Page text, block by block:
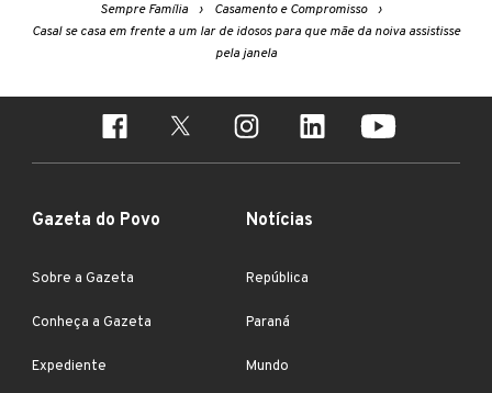
Sempre Família
Casamento e Compromisso
Casal se casa em frente a um lar de idosos para que mãe da noiva assistisse
pela janela
Gazeta do Povo
Sobre a Gazeta
Conheça a Gazeta
Expediente
Notícias
República
Paraná
Mundo